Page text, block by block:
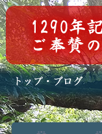
トップページ
ブログ(日々八百万)
お知らせ一覧